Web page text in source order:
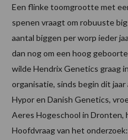
Een flinke toomgrootte met
spenen vraagt om robuuste
aantal biggen per worp ieder
dan nog om een hoog
wilde Hendrix Genetics graag
organisatie, sinds begin dit
Hypor en Danish Genetics,
Aeres Hogeschool in Dronten,
Hoofdvraag van het